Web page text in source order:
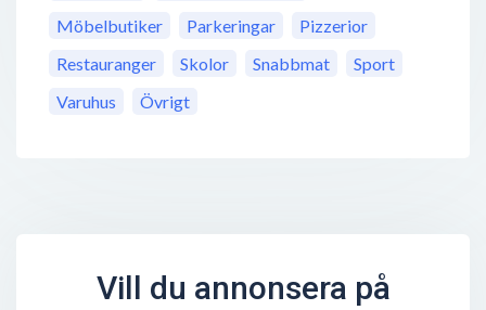
Möbelbutiker
Parkeringar
Pizzerior
Restauranger
Skolor Snabbmat
Sport
Varuhus
Övrigt
Vill du annonsera på